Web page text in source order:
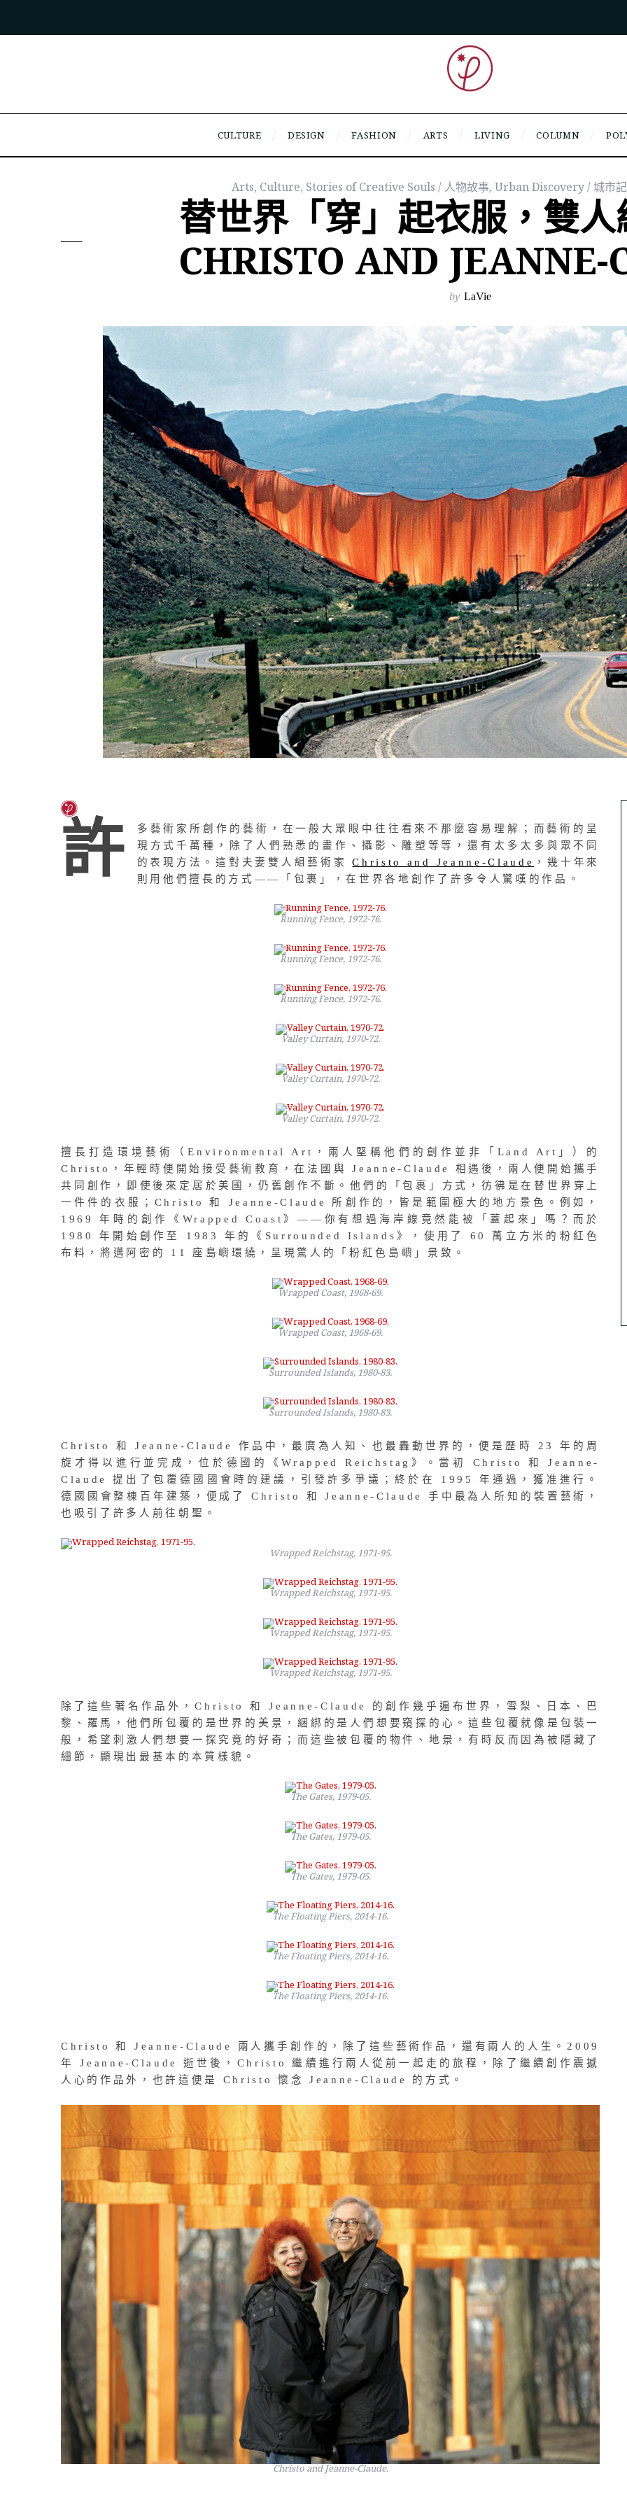
CULTURE DESIGN FASHION ARTS LIVING COLUMN
Arts, Culture, Stories of Creative Souls / 人物故事, Urban Discovery / 城市
替世界「穿」起衣服，雙
CHRISTO AND JEANNE-
by LaVie
許
多藝術家所創作的藝術，在一般大眾眼中往往看來不那麼容易理解；而藝術的呈
現方式千萬種，除了人們熟悉的畫作、攝影、雕塑等等，還有太多太多與眾不同
的表現方法。這對夫妻雙人組藝術家Christo and Jeanne-Claude
，幾十年來
則用他們擅長的方式——「包裹」，在世界各地創作了許多令人驚嘆的作品。
Running Fence, 1972-76.
Running Fence, 1972-76.
Running Fence, 1972-76.
Valley Curtain, 1970-72.
Valley Curtain, 1970-72.
Valley Curtain, 1970-72.
擅長打造環境藝術（Environmental Art，兩人堅稱他們的創作並非「Land Art」）的
Christo，年輕時便開始接受藝術教育，在法國與 Jeanne-Claude 相遇後，兩人便開始攜手
共同創作，即使後來定居於美國，仍舊創作不斷。他們的「包裹」方式，彷彿是在替世界穿上
一件件的衣服；Christo 和 Jeanne-Claude 所創作的，皆是範圍極大的地方景色。例如，
1969 年時的創作《Wrapped Coast》——你有想過海岸線竟然能被「蓋起來」嗎？而於
1980 年開始創作至 1983 年的《Surrounded Islands》，使用了 60 萬立方米的粉紅色
布料，將邁阿密的 11 座島嶼環繞，呈現驚人的「粉紅色島嶼」景致。
Wrapped Coast, 1968-69.
Wrapped Coast, 1968-69.
Surrounded Islands, 1980-83.
Surrounded Islands, 1980-83.
Christo 和 Jeanne-Claude 作品中，最廣為人知、也最轟動世界的，便是歷時 23 年的周
旋才得以進行並完成，位於德國的《Wrapped Reichstag》。當初 Christo 和 Jeanne-
Claude 提出了包覆德國國會時的建議，引發許多爭議；終於在 1995 年通過，獲准進行。
德國國會整棟百年建築，便成了 Christo 和 Jeanne-Claude 手中最為人所知的裝置藝術，
也吸引了許多人前往朝聖。
Wrapped Reichstag, 1971-95.
Wrapped Reichstag, 1971-95.
Wrapped Reichstag, 1971-95.
Wrapped Reichstag, 1971-95.
除了這些著名作品外，Christo 和 Jeanne-Claude 的創作幾乎遍布世界，雪梨、日本、巴
黎、羅馬，他們所包覆的是世界的美景，綑綁的是人們想要窺探的心。這些包覆就像是包裝一
般，希望刺激人們想要一探究竟的好奇；而這些被包覆的物件、地景，有時反而因為被隱藏了
細節，顯現出最基本的本質樣貌。
The Gates, 1979-05.
The Gates, 1979-05.
The Gates, 1979-05.
The Floating Piers, 2014-16.
The Floating Piers, 2014-16.
The Floating Piers, 2014-16.
Christo 和 Jeanne-Claude 兩人攜手創作的，除了這些藝術作品，還有兩人的人生。2009
年 Jeanne-Claude 逝世後，Christo 繼續進行兩人從前一起走的旅程，除了繼續創作震撼
人心的作品外，也許這便是 Christo 懷念 Jeanne-Claude 的方式。
Christo and Jeanne-Claude.